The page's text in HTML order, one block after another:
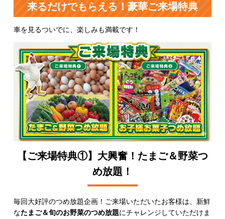
来るだけでもらえる！豪華ご来場特典
車を見るついでに、楽しみも満載です！
【ご来場特典①】大興奮！たまご＆野菜つ
め放題！
毎回大好評のつめ放題企画！ご来場いただいたお客様は、新鮮
なたまご＆旬のお野菜のつめ放題にチャレンジしていただけま